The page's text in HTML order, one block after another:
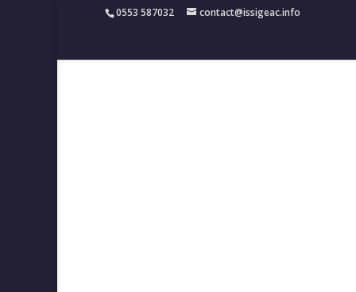
0553 587032 contact@issigeac.info